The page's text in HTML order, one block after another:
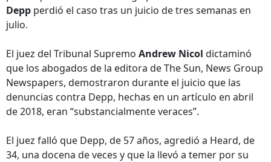
Depp perdió el caso tras un juicio de tres semanas en
julio.
El juez del Tribunal Supremo Andrew Nicol dictaminó
que los abogados de la editora de The Sun, News Group
Newspapers, demostraron durante el juicio que las
denuncias contra Depp, hechas en un artículo en abril
de 2018, eran “substancialmente veraces”.
El juez falló que Depp, de 57 años, agredió a Heard, de
34, una docena de veces y que la llevó a temer por su